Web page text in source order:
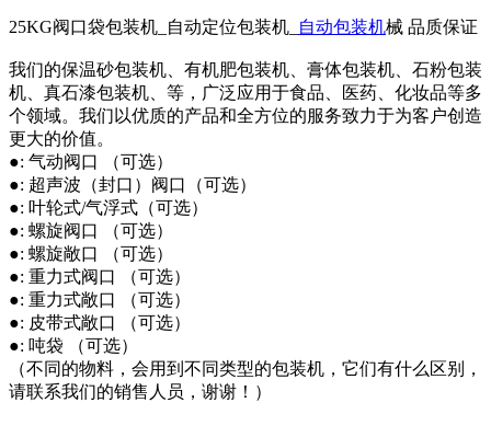
25KG阀口袋包装机_自动定位包装机_ 自动包装机械 品质保证
我们的保温砂包装机、有机肥包装机、膏体包装机、石粉包装
机、真石漆包装机、等，广泛应用于食品、医药、化妆品等多
个领域。我们以优质的产品和全方位的服务致力于为客户创造
更大的价值。
●: 气动阀口 （可选）
●: 超声波（封口）阀口（可选）
●: 叶轮式/气浮式（可选）
●: 螺旋阀口 （可选）
●: 螺旋敞口 （可选）
●: 重力式阀口 （可选）
●: 重力式敞口 （可选）
●: 皮带式敞口 （可选）
●: 吨袋 （可选）
（不同的物料，会用到不同类型的包装机，它们有什么区别，
请联系我们的销售人员，谢谢！）